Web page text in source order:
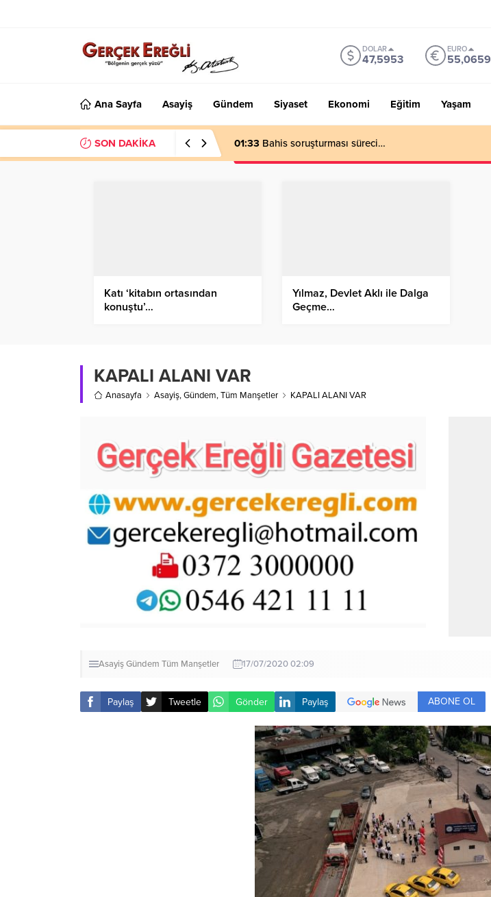
DOLAR
47,5953
EURO
55,0659
Ana Sayfa Asayiş Gündem Siyaset Ekonomi Eğitim Yaşam
SON DAKİKA 01:33 Bahis soruşturması süreci…
Katı ‘kitabın ortasından
konuştu’…
Yılmaz, Devlet Aklı ile Dalga
Geçme…
KAPALI ALANI VAR
Anasayfa Asayiş,Gündem,Tüm Manşetler KAPALI ALANI VAR
AsayişGündem Tüm Manşetler 17/07/2020 02:09
Paylaş Tweetle Gönder Paylaş ABONE OL